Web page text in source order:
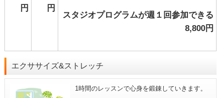
円
円
スタジオプログラムが週１回参加できる
8,800円
エクササイズ&ストレッチ
1時間のレッスンで心身を鍛錬していきます。